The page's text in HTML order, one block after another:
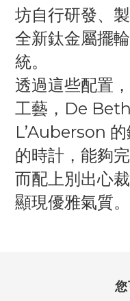
坊自行研發、
全新鈦金屬擺
統。
透過這些配置
工藝，De
L’Auberson
的時計，能夠
而配上別出心
顯現優雅氣質。